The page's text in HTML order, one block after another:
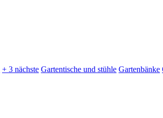
+ 3 nächste Gartentische und stühle Gartenbänke